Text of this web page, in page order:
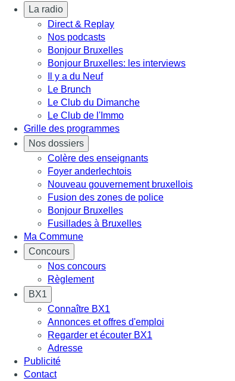
La radio
Direct & Replay
Nos podcasts
Bonjour Bruxelles
Bonjour Bruxelles: les interviews
Il y a du Neuf
Le Brunch
Le Club du Dimanche
Le Club de l'Immo
Grille des programmes
Nos dossiers
Colère des enseignants
Foyer anderlechtois
Nouveau gouvernement bruxellois
Fusion des zones de police
Bonjour Bruxelles
Fusillades à Bruxelles
Ma Commune
Concours
Nos concours
Règlement
BX1
Connaître BX1
Annonces et offres d'emploi
Regarder et écouter BX1
Adresse
Publicité
Contact